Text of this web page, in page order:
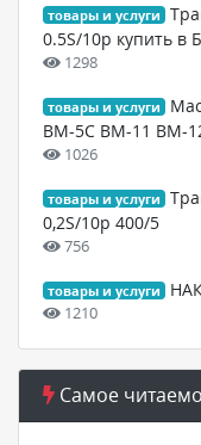
товары и услуги
0.5S/10р купить в
1298
товары и услуги
ВМ-5С ВМ-11 ВМ-
1026
товары и услуги
0,2S/10р 400/5
756
товары и услуги
1210
Самое